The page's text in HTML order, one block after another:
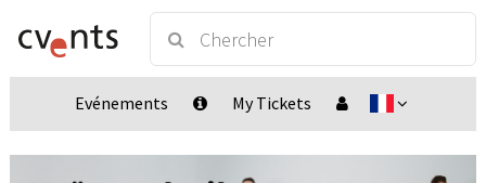
Evénements My Tickets